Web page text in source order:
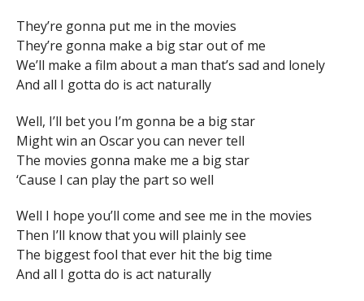
They’re gonna put me in the movies
They’re gonna make a big star out of me
We’ll make a film about a man that’s sad and lonely
And all I gotta do is act naturally
Well, I’ll bet you I’m gonna be a big star
Might win an Oscar you can never tell
The movies gonna make me a big star
‘Cause I can play the part so well
Well I hope you’ll come and see me in the movies
Then I’ll know that you will plainly see
The biggest fool that ever hit the big time
And all I gotta do is act naturally